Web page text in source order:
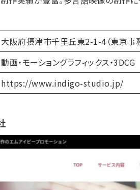
大阪府摂津市千里丘東2-1-4（東京事
動画・モーショングラフィックス・3DCG
https://www.indigo-studio.jp/